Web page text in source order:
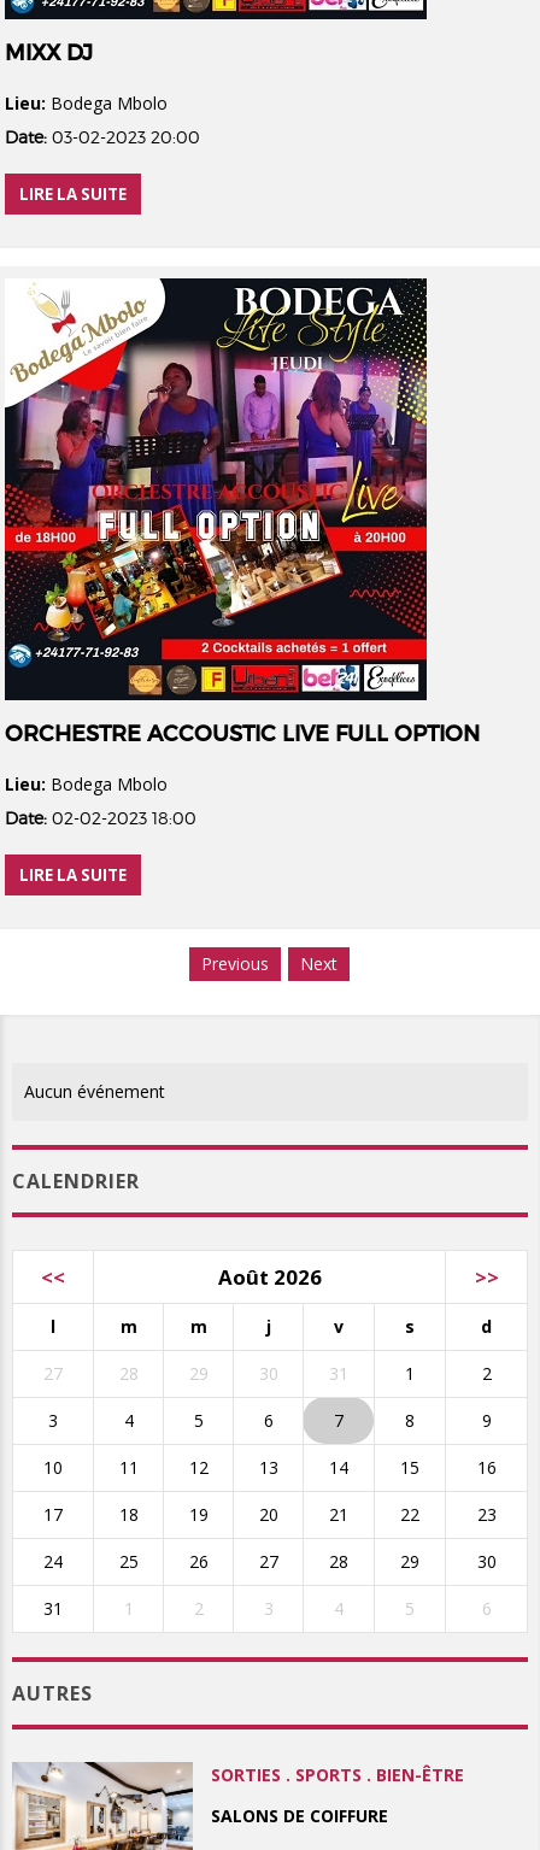
MIXX DJ
Lieu: Bodega Mbolo
Date: 03-02-2023 20:00
LIRE LA SUITE
ORCHESTRE ACCOUSTIC LIVE FULL OPTION
Lieu: Bodega Mbolo
Date: 02-02-2023 18:00
LIRE LA SUITE
Previous Next
Aucun événement
CALENDRIER
<< Août 2026 >>
l m m j v s d
27 28 29 30 31 1 2
3 4 5 6 7 8 9
10 11 12 13 14 15 16
17 18 19 20 21 22 23
24 25 26 27 28 29 30
31 1 2 3 4 5 6
AUTRES
SORTIES . SPORTS . BIEN-ÊTRE
SALONS DE COIFFURE